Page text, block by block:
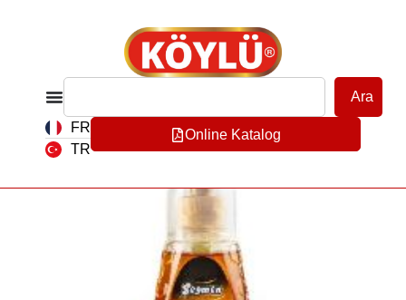
Ara
FR
TR
Online Katalog